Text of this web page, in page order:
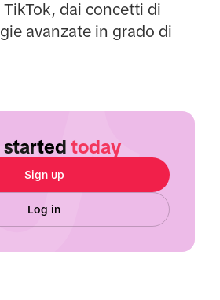
dai concetti di
avanzate in grado di
started today
Sign up
Log in